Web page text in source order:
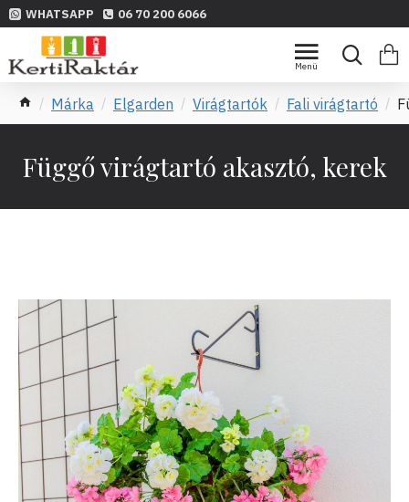
WHATSAPP 06 70 200 6066
Márka Elgarden Virágtartók Fali virágtartó
Függő virágtartó akasztó, kerek